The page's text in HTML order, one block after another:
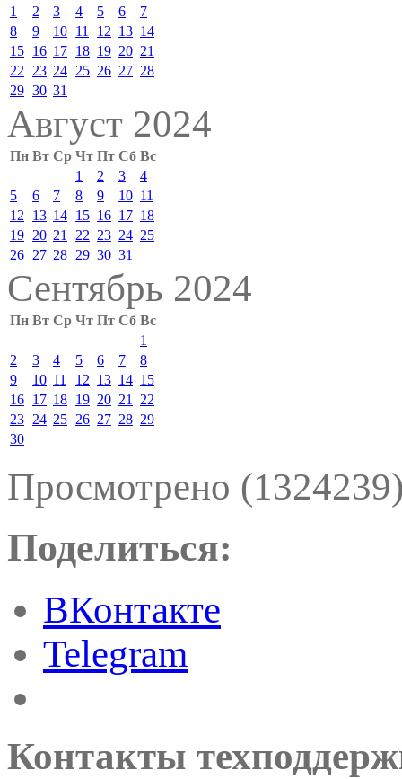
1
2 3 4 5 6
7
8
9 10 11 12 13 14
15 16 17 18 19 20 21
22
23 24 25 26 27 28
29 30 31
Август 2024
Пн Вт Ср Чт Пт Сб Вс
1
2 3
4
5
6 7 8 9 10 11
12
13 14 15 16 17 18
19 20 21 22 23 24 25
26 27 28 29 30 31
Сентябрь 2024
Пн Вт Ср Чт Пт Сб Вс
1
2
3 4 5 6 7
8
9
10 11 12 13 14 15
16 17 18 19 20 21
22
23 24 25 26 27 28 29
30
Просмотрено
Поделиться:
ВКонтакте
Telegram
Контакты